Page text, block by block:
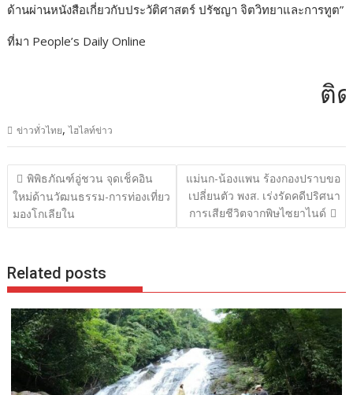
ด้านผ่านหนังสือเกี่ยวกับประวัติศาสตร์ ปรัชญา จิตวิทยาและการทูต”
ที่มา People’s Daily Online
ติดต่
ข่าวทั่วไทย,ไฮไลท์ข่าว
แนะแนว
เรื่อง
พิพิธภัณฑ์อู่ชวน จุดเช็คอิน
ใหม่ด้านวัฒนธรรม-การท่องเที่ยว
มองโกเลียใน
แม่นก-น้องแพน ร้องกองปราบขอ
เปลี่ยนตัว พงส. เร่งรัดคดีปริศนา
การเสียชีวิตจากพิษไซยาไนด์
Related posts